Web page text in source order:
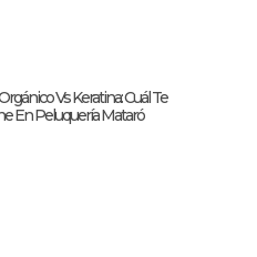
Vs Keratina: Cuál Te
En Peluquería Mataró